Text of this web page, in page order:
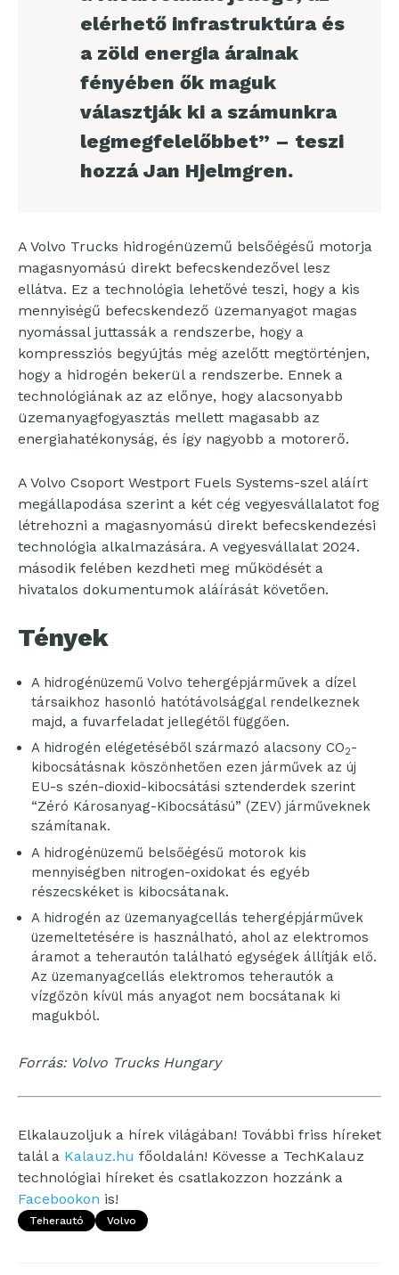
elérhető infrastruktúra és
a zöld energia árainak
fényében ők maguk
választják ki a számunkra
legmegfelelőbbet” – teszi
hozzá Jan Hjelmgren.
A Volvo Trucks hidrogénüzemű belsőégésű motorja
magasnyomású direkt befecskendezővel lesz
ellátva. Ez a technológia lehetővé teszi, hogy a kis
mennyiségű befecskendező üzemanyagot magas
nyomással juttassák a rendszerbe, hogy a
kompressziós begyújtás még azelőtt megtörténjen,
hogy a hidrogén bekerül a rendszerbe. Ennek a
technológiának az az előnye, hogy alacsonyabb
üzemanyagfogyasztás mellett magasabb az
energiahatékonyság, és így nagyobb a motorerő.
A Volvo Csoport Westport Fuels Systems-szel aláírt
megállapodása szerint a két cég vegyesvállalatot fog
létrehozni a magasnyomású direkt befecskendezési
technológia alkalmazására. A vegyesvállalat 2024.
második felében kezdheti meg működését a
hivatalos dokumentumok aláírását követően.
Tények
A hidrogénüzemű Volvo tehergépjárművek a dízel
társaikhoz hasonló hatótávolsággal rendelkeznek
majd, a fuvarfeladat jellegétől függően.
A hidrogén elégetéséből származó alacsony CO2-
kibocsátásnak köszönhetően ezen járművek az új
EU-s szén-dioxid-kibocsátási sztenderdek szerint
“Zéró Károsanyag-Kibocsátású” (ZEV) járműveknek
számítanak.
A hidrogénüzemű belsőégésű motorok kis
mennyiségben nitrogen-oxidokat és egyéb
részecskéket is kibocsátanak.
A hidrogén az üzemanyagcellás tehergépjárművek
üzemeltetésére is használható, ahol az elektromos
áramot a teherautón található egységek állítják elő.
Az üzemanyagcellás elektromos teherautók a
vízgőzön kívül más anyagot nem bocsátanak ki
magukból.
Forrás: Volvo Trucks Hungary
Elkalauzoljuk a hírek világában! További friss híreket
talál a Kalauz.hu főoldalán! Kövesse a TechKalauz
technológiai híreket és csatlakozzon hozzánk a
Facebookon is!
Teherautó Volvo